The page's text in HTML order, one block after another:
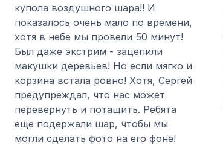
купола воздушного шара!! И
показалось очень мало по времени,
хотя в небе мы провели 50 минут!
Был даже экстрим - зацепили
макушки деревьев! Но если мягко и
корзина встала ровно! Хотя, Сергей
предупреждал, что нас может
перевернуть и потащить. Ребята
еще подержали шар, чтобы мы
могли сделать фото на его фоне!